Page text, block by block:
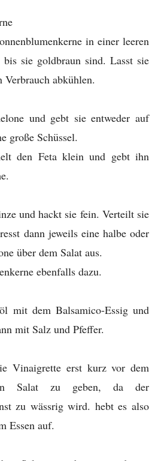
in einer leeren
sie goldbraun sind. Lasst sie
Verbrauch abkühlen.
und gebt sie entweder auf
große Schüssel.
den Feta klein und gebt ihn
und hackt sie fein. Verteilt sie
dann jeweils eine halbe oder
über dem Salat aus.
ebenfalls dazu.
mit dem Balsamico-Essig und
mit Salz und Pfeffer.
Vinaigrette erst kurz vor dem
Salat zu geben, da der
zu wässrig wird. hebt es also
Essen auf.